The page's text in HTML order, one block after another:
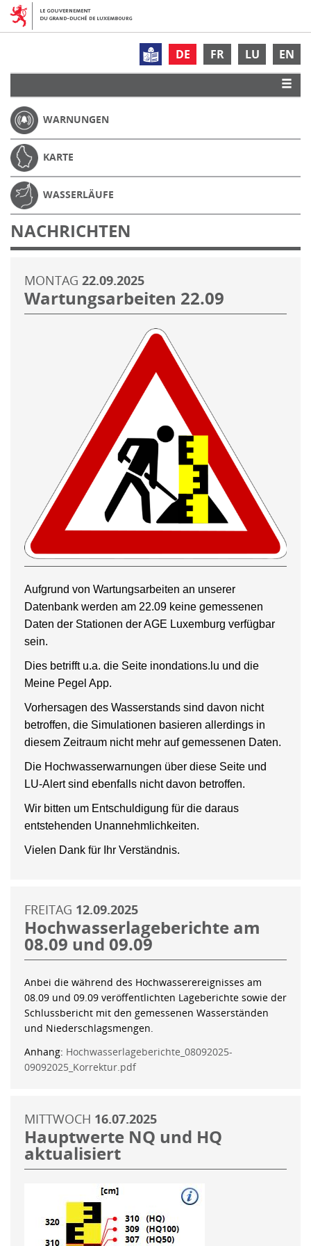
DE FR LU EN
WARNUNGEN
KARTE
WASSERLÄUFE
NACHRICHTEN
MONTAG 22.09.2025
Wartungsarbeiten 22.09
Aufgrund von Wartungsarbeiten an unserer
Datenbank werden am 22.09 keine gemessenen
Daten der Stationen der AGE Luxemburg verfügbar
sein.
Dies betrifft u.a. die Seite inondations.lu und die
Meine Pegel App.
Vorhersagen des Wasserstands sind davon nicht
betroffen, die Simulationen basieren allerdings in
diesem Zeitraum nicht mehr auf gemessenen Daten.
Die Hochwasserwarnungen über diese Seite und
LU-Alert sind ebenfalls nicht davon betroffen.
Wir bitten um Entschuldigung für die daraus
entstehenden Unannehmlichkeiten.
Vielen Dank für Ihr Verständnis.
FREITAG 12.09.2025
Hochwasserlageberichte am
08.09 und 09.09
Anbei die während des Hochwasserereignisses am
08.09 und 09.09 veröffentlichten Lageberichte sowie der
Schlussbericht mit den gemessenen Wasserständen
und Niederschlagsmengen.
Anhang: Hochwasserlageberichte_08092025-
09092025_Korrektur.pdf
MITTWOCH 16.07.2025
Hauptwerte NQ und HQ
aktualisiert